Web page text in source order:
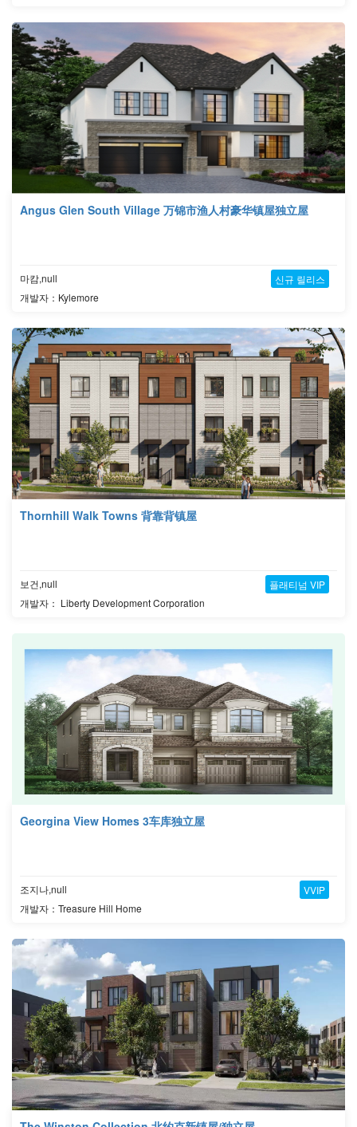
Angus Glen South Village 万锦市渔人村豪华镇屋独立屋
마캄,null
개발자：Kylemore
신규 릴리스
Thornhill Walk Towns 背靠背镇屋
보건,null
개발자： Liberty Development Corporation
플래티넘 VIP
Georgina View Homes 3车库独立屋
조지나,null
개발자：Treasure Hill Home
VVIP